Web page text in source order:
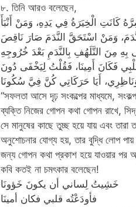
৮. তিনি আরও বলেছেন,
كَانَتِ الْخِيَرَةُ فِي يَدِهِ، وَمَنْ أَنْبَأَ
وَمَنْ اسْتَحَقَّ النَّدَمَ صَارَ نَاقِصَ
مِنَ التَّلَهُفِ بِالنَّدَمِ بَعْدَ خُرُوجِهِ
فَكَانَ أَمِينَا، فَقُلْتُ لِيَخْفَى دُونَ
أَيَا حَرَكَاتِي كُنَّ فِيَّ سُكُونَا
“সফলতা আসে দৃঢ় সংকল্পের মাধ্যমে,
ব্যক্তি নিজের গোপন কথা গোপন রাখে,
সে মানুষের কাছে তুচ্ছ হয়ে যায় এবং
অনুশোচনার যোগ্য হয়, তার বুদ্ধি লোপ
জন্য গোপন কথা প্রকাশ হয়ে যাওয়ার পর
কবি কতই না চমৎকার বলেছেন!
خَشِيتُ لِساني أن يكونَ خَؤونَا
فأودَعْتُه قلبي فكان أمينَا